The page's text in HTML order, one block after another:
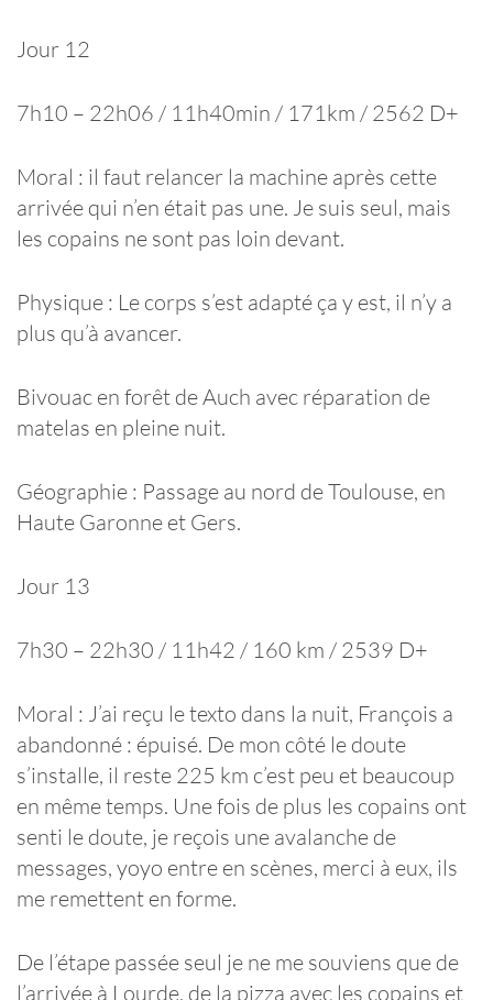
Jour 12
7h10 – 22h06 / 11h40min / 171km / 2562 D+
Moral : il faut relancer la machine après cette
arrivée qui n’en était pas une. Je suis seul, mais
les copains ne sont pas loin devant.
Physique : Le corps s’est adapté ça y est, il n’y a
plus qu’à avancer.
Bivouac en forêt de Auch avec réparation de
matelas en pleine nuit.
Géographie : Passage au nord de Toulouse, en
Haute Garonne et Gers.
Jour 13
7h30 – 22h30 / 11h42 / 160 km / 2539 D+
Moral : J’ai reçu le texto dans la nuit, François a
abandonné : épuisé. De mon côté le doute
s’installe, il reste 225 km c’est peu et beaucoup
en même temps. Une fois de plus les copains ont
senti le doute, je reçois une avalanche de
messages, yoyo entre en scènes, merci à eux, ils
me remettent en forme.
De l’étape passée seul je ne me souviens que de
l’arrivée à Lourde, de la pizza avec les copains et